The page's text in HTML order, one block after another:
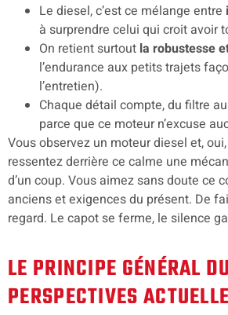
Le diesel, c’est ce mélange entre
à surprendre celui qui croit avoir
On retient surtout la robustesse
l’endurance aux petits trajets
l’entretien).
Chaque détail compte, du filtre
parce que ce moteur n’excuse
Vous observez un moteur diesel et,
ressentez derrière ce calme une
d’un coup. Vous aimez sans doute
anciens et exigences du présent. De
regard. Le capot se ferme, le silence
LE PRINCIPE GÉNÉRAL
PERSPECTIVES